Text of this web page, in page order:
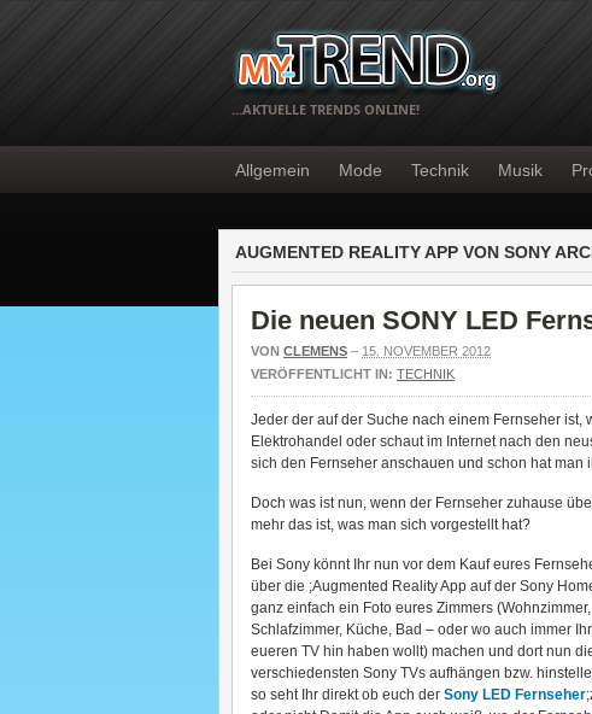
…AKTUELLE TRENDS ONLINE!
Allgemein Mode Technik Musik
AUGMENTED REALITY APP VON SONY
Die neuen SONY LED
VON CLEMENS – 15. NOVEMBER 2012
VERÖFFENTLICHT IN: TECHNIK
Jeder der auf der Suche nach einem Fernseher
Elektrohandel oder schaut im Internet nach den
sich den Fernseher anschauen und schon hat man
Doch was ist nun, wenn der Fernseher zuhause
mehr das ist, was man sich vorgestellt hat?
Bei Sony könnt Ihr nun vor dem Kauf eures
über die ;Augmented Reality App auf der Sony
ganz einfach ein Foto eures Zimmers (Wohnzimmer,
Schlafzimmer, Küche, Bad – oder wo auch immer Ihr
eueren TV hin haben wollt) machen und dort nun
verschiedensten Sony TVs aufhängen bzw.
so seht Ihr direkt ob euch der Sony LED Fernseher